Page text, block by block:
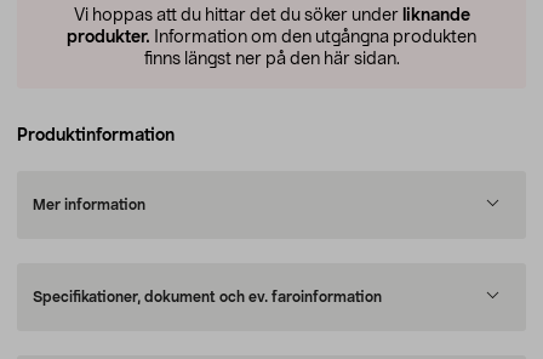
Vi hoppas att du hittar det du söker under liknande
produkter. Information om den utgångna produkten
finns längst ner på den här sidan.
Produktinformation
Mer information
Specifikationer, dokument och ev. faroinformation